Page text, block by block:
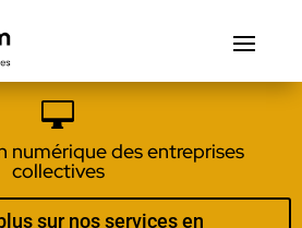

numérique des entreprises
collectives
sur nos services en